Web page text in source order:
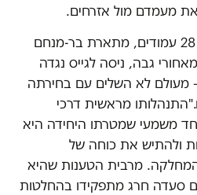
מעמדם מול אזרחים.
במסמך, המשתרע על פני 28 עמודים, מתארת בר-מנחם
גבה, ניסה לגייס נגדה
מעולם לא השלים עם בחירתה
מראשית דרכי
משמעי שמטרתו היחידה היא
ולהתיש את כוחה של
מרבית הטענות שהיא
סעדה חרג מתפקידו בהחלטות